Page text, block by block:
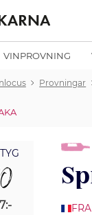
VINPROVNING
Provningar